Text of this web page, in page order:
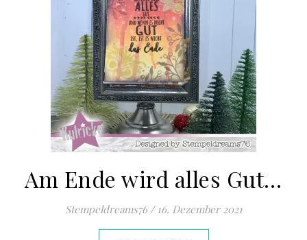
Am Ende wird alles Gut…
Stempeldreams76 / 16. Dezember 2021